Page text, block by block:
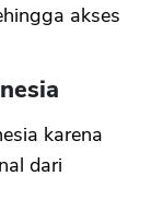
akses
karena
dari